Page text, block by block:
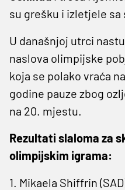
su grešku i izletjele sa
U današnjoj utrci
naslova olimpijske
koja se polako vraća
godine pauze zbog
na 20. mjestu.
Rezultati slaloma za
olimpijskim igrama:
1. Mikaela Shiffrin